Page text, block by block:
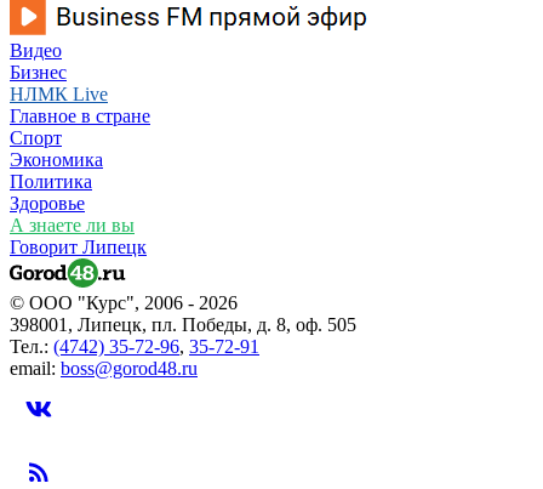
Видео
Бизнес
НЛМК Live
Главное в стране
Спорт
Экономика
Политика
Здоровье
А знаете ли вы
Говорит Липецк
© ООО "Курс", 2006 - 2026
398001, Липецк, пл. Победы, д. 8, оф. 505
Тел.: (4742) 35-72-96, 35-72-91
email: boss@gorod48.ru